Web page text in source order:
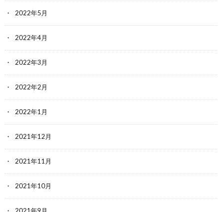
2022年5月
2022年4月
2022年3月
2022年2月
2022年1月
2021年12月
2021年11月
2021年10月